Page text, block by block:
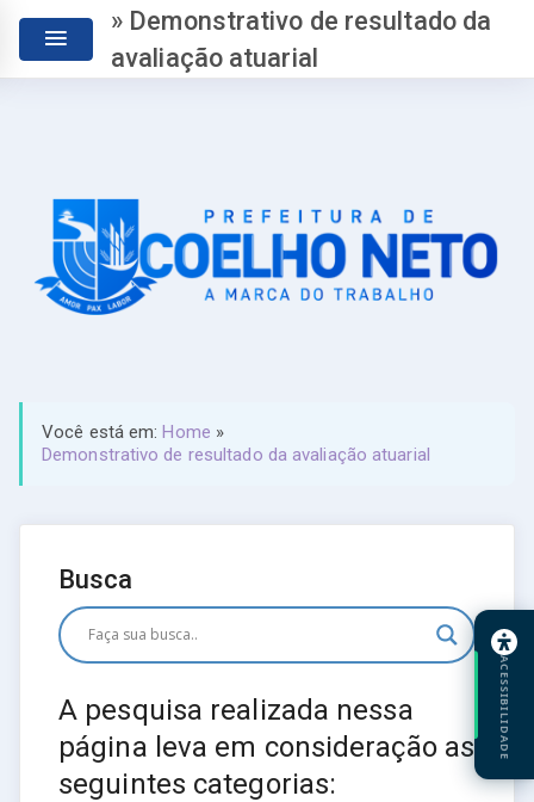
» Demonstrativo de resultado da
avaliação atuarial
Você está em:Home »
Demonstrativo de resultado da avaliação atuarial
Busca
A pesquisa realizada nessa
página leva em consideração as
seguintes categorias:
ACESSIBILIDADE